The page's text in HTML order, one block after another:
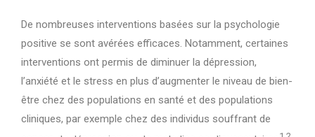
De nombreuses interventions basées sur la psychologie
positive se sont avérées efficaces. Notamment, certaines
interventions ont permis de diminuer la dépression,
l’anxiété et le stress en plus d’augmenter le niveau de bien-
être chez des populations en santé et des populations
cliniques, par exemple chez des individus souffrant de